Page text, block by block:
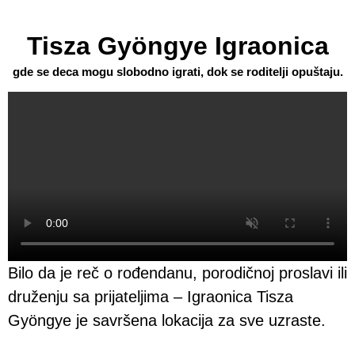
Tisza Gyöngye Igraonica
gde se deca mogu slobodno igrati, dok se roditelji opuštaju.
Bilo da je reč o rođendanu, porodičnoj proslavi ili
druženju sa prijateljima – Igraonica Tisza
Gyöngye je savršena lokacija za sve uzraste.